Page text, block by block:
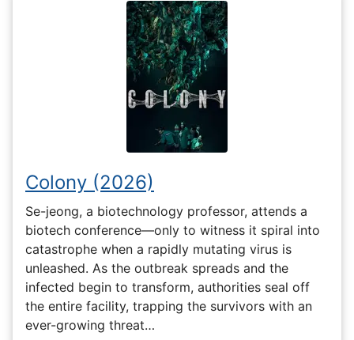
Colony (2026)
Se-jeong, a biotechnology professor, attends a
biotech conference—only to witness it spiral into
catastrophe when a rapidly mutating virus is
unleashed. As the outbreak spreads and the
infected begin to transform, authorities seal off
the entire facility, trapping the survivors with an
ever-growing threat…